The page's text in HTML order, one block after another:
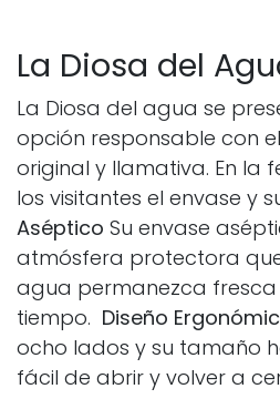
La Diosa del
La Diosa del agua se
opción responsable con
original y llamativa. En la
los visitantes el envase y
Aséptico Su envase
atmósfera protectora
agua permanezca
tiempo. Diseño
ocho lados y su tamaño
fácil de abrir y volver a